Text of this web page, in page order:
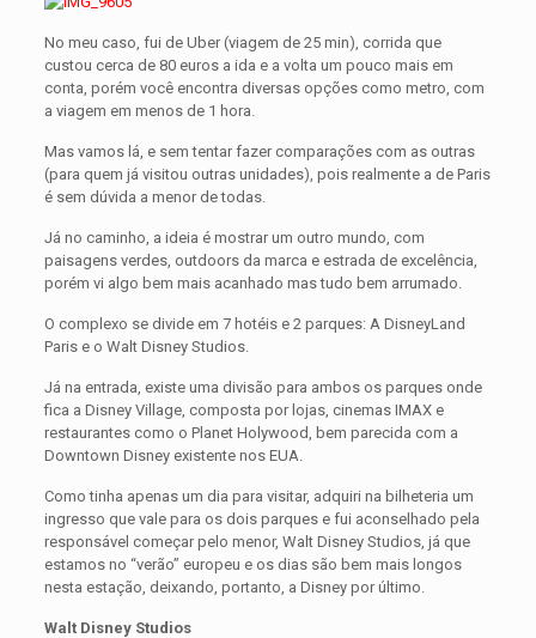
No meu caso, fui de Uber (viagem de 25 min), corrida que
custou cerca de 80 euros a ida e a volta um pouco mais em
conta, porém você encontra diversas opções como metro, com
a viagem em menos de 1 hora.
Mas vamos lá, e sem tentar fazer comparações com as outras
(para quem já visitou outras unidades), pois realmente a de Paris
é sem dúvida a menor de todas.
Já no caminho, a ideia é mostrar um outro mundo, com
paisagens verdes, outdoors da marca e estrada de excelência,
porém vi algo bem mais acanhado mas tudo bem arrumado.
O complexo se divide em 7 hotéis e 2 parques: A DisneyLand
Paris e o Walt Disney Studios.
Já na entrada, existe uma divisão para ambos os parques onde
fica a Disney Village, composta por lojas, cinemas IMAX e
restaurantes como o Planet Holywood, bem parecida com a
Downtown Disney existente nos EUA.
Como tinha apenas um dia para visitar, adquiri na bilheteria um
ingresso que vale para os dois parques e fui aconselhado pela
responsável começar pelo menor, Walt Disney Studios, já que
estamos no “verão” europeu e os dias são bem mais longos
nesta estação, deixando, portanto, a Disney por último.
Walt Disney Studios